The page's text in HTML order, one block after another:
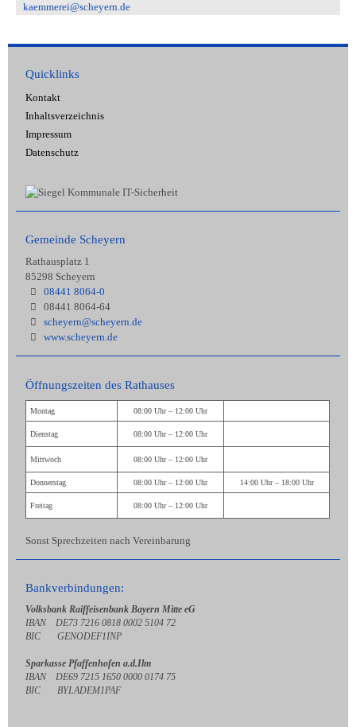
kaemmerei@scheyern.de
Quicklinks
Kontakt
Inhaltsverzeichnis
Impressum
Datenschutz
Gemeinde Scheyern
Rathausplatz 1
85298 Scheyern
08441 8064-0
08441 8064-64
scheyern@scheyern.de
www.scheyern.de
Öffnungszeiten des Rathauses
Montag 08:00 Uhr – 12:00 Uhr
Dienstag 08:00 Uhr – 12:00 Uhr
Mittwoch 08:00 Uhr – 12:00 Uhr
Donnerstag 08:00 Uhr – 12:00 Uhr 14:00 Uhr – 18:00 Uhr
Freitag 08:00 Uhr – 12:00 Uhr
Sonst Sprechzeiten nach Vereinbarung
Bankverbindungen:
Volksbank Raiffeisenbank Bayern Mitte eG
IBAN DE73 7216 0818 0002 5104 72
BIC GENODEF1INP
Sparkasse Pfaffenhofen a.d.Ilm
IBAN DE69 7215 1650 0000 0174 75
BIC BYLADEM1PAF